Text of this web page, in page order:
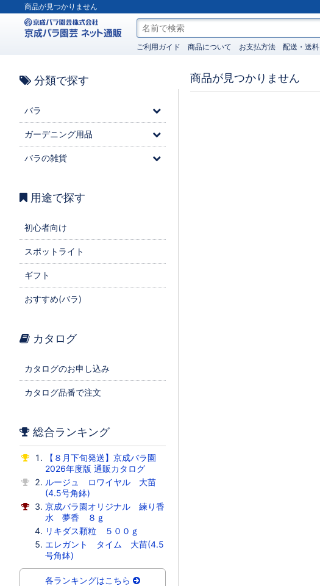
商品が見つかりません
ご利用ガイド 商品について お支払方法 配送・送料
商品が見つかりません
分類で探す
バラ
ガーデニング用品
バラの雑貨
用途で探す
初心者向け
スポットライト
ギフト
おすすめ(バラ)
カタログ
カタログのお申し込み
カタログ品番で注文
総合ランキング
【８月下旬発送】京成バラ園
2026年度版 通販カタログ
ルージュ ロワイヤル 大苗
(4.5号角鉢)
京成バラ園オリジナル 練り香
水 夢香 ８ｇ
リキダス顆粒 ５００ｇ
エレガント タイム 大苗(4.5
号角鉢)
各ランキングはこちら